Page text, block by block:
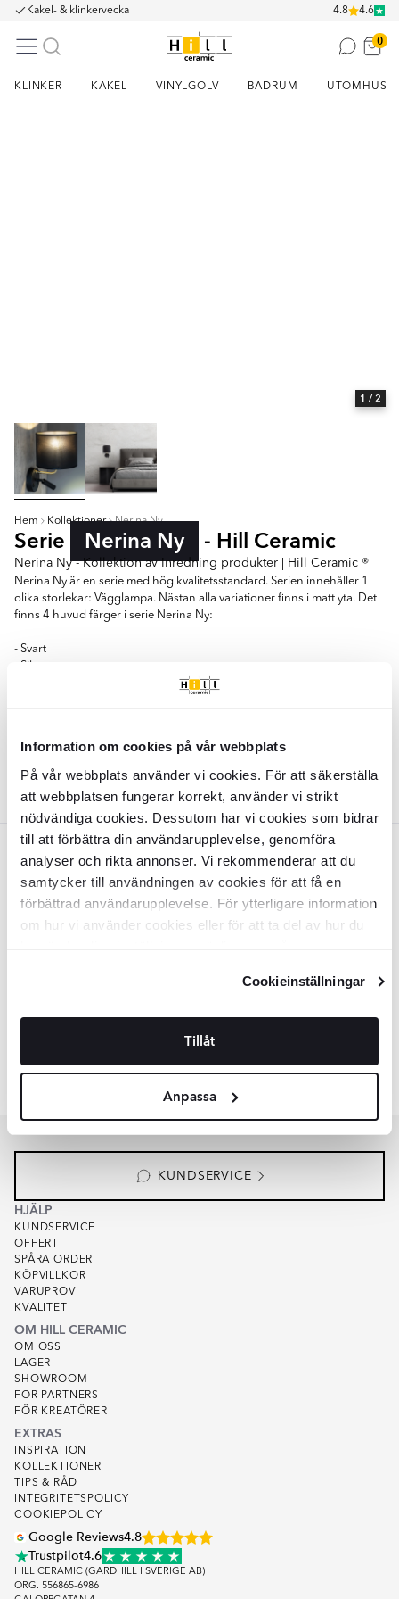
Information om cookies på vår webbplats
På vår webbplats använder vi cookies. För att säkerställa
att webbplatsen fungerar korrekt, använder vi strikt
nödvändiga cookies. Dessutom har vi cookies som bidrar
till att förbättra din användarupplevelse, genomföra
analyser och rikta annonser. Vi rekommenderar att du
samtycker till användningen av cookies för att få en
förbättrad användarupplevelse. För ytterligare information
om hur vi använder cookies eller för att ta del av hur du
Cookieinställningar
Tillåt
Anpassa
Kakel- & klinkervecka 4.8 4.6
0
KLINKER KAKEL VINYLGOLV BADRUM UTOMHUS
Hem Kollektioner Nerina Ny
Serie Nerina Ny - Hill Ceramic
Nerina Ny - Kollektion av Inredning produkter | Hill Ceramic ®
Nerina Ny är en serie med hög kvalitetsstandard. Serien innehåller 1
olika storlekar: Vägglampa. Nästan alla variationer finns i matt yta. Det
finns 4 huvud färger i serie Nerina Ny:
- Svart
- Silver
Färger:
Svart
1 / 2
Svart
VägglampaNerina NySvart, Guld
Matt
LÄGG I VARUKORG
Liknande kollektioner
KUNDSERVICE
HJÄLP
KUNDSERVICE
OFFERT
SPÅRA ORDER
KÖPVILLKOR
VARUPROV
KVALITET
OM HILL CERAMIC
OM OSS
LAGER
SHOWROOM
FOR PARTNERS
FÖR KREATÖRER
EXTRAS
INSPIRATION
KOLLEKTIONER
TIPS & RÅD
INTEGRITETSPOLICY
COOKIEPOLICY
Google Reviews4.8
Trustpilot4.6
HILL CERAMIC (GARDHILL I SVERIGE AB)
ORG. 556865-6986